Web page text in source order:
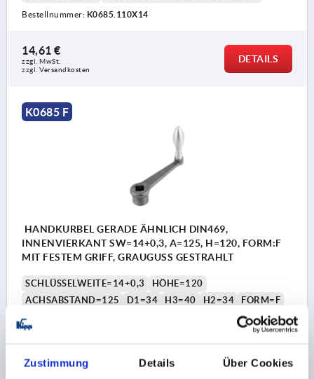
Zustimmung Details Über Cookies
Bestellnummer: K0685.110X14
14,61 €
zzgl. MwSt.
zzgl. Versandkosten
DETAILS
K0685 F
HANDKURBEL GERADE ÄHNLICH DIN469,
INNENVIERKANT SW=14+0,3, A=125, H=120, FORM:F
MIT FESTEM GRIFF, GRAUGUSS GESTRAHLT
SCHLÜSSELWEITE=14+0,3
HÖHE=120
ACHSABSTAND=125
D1=34 H3=40 H2=34
FORM=F
GRIFFHÖHE=80
DURCHMESSER BALLENGRIFF=25